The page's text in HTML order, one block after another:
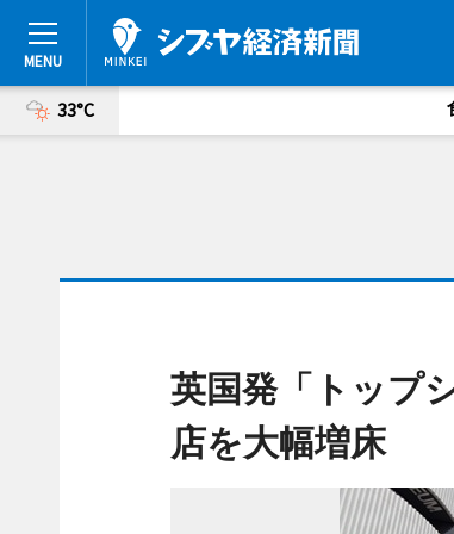
33°C
英国発「トップ
店を大幅増床